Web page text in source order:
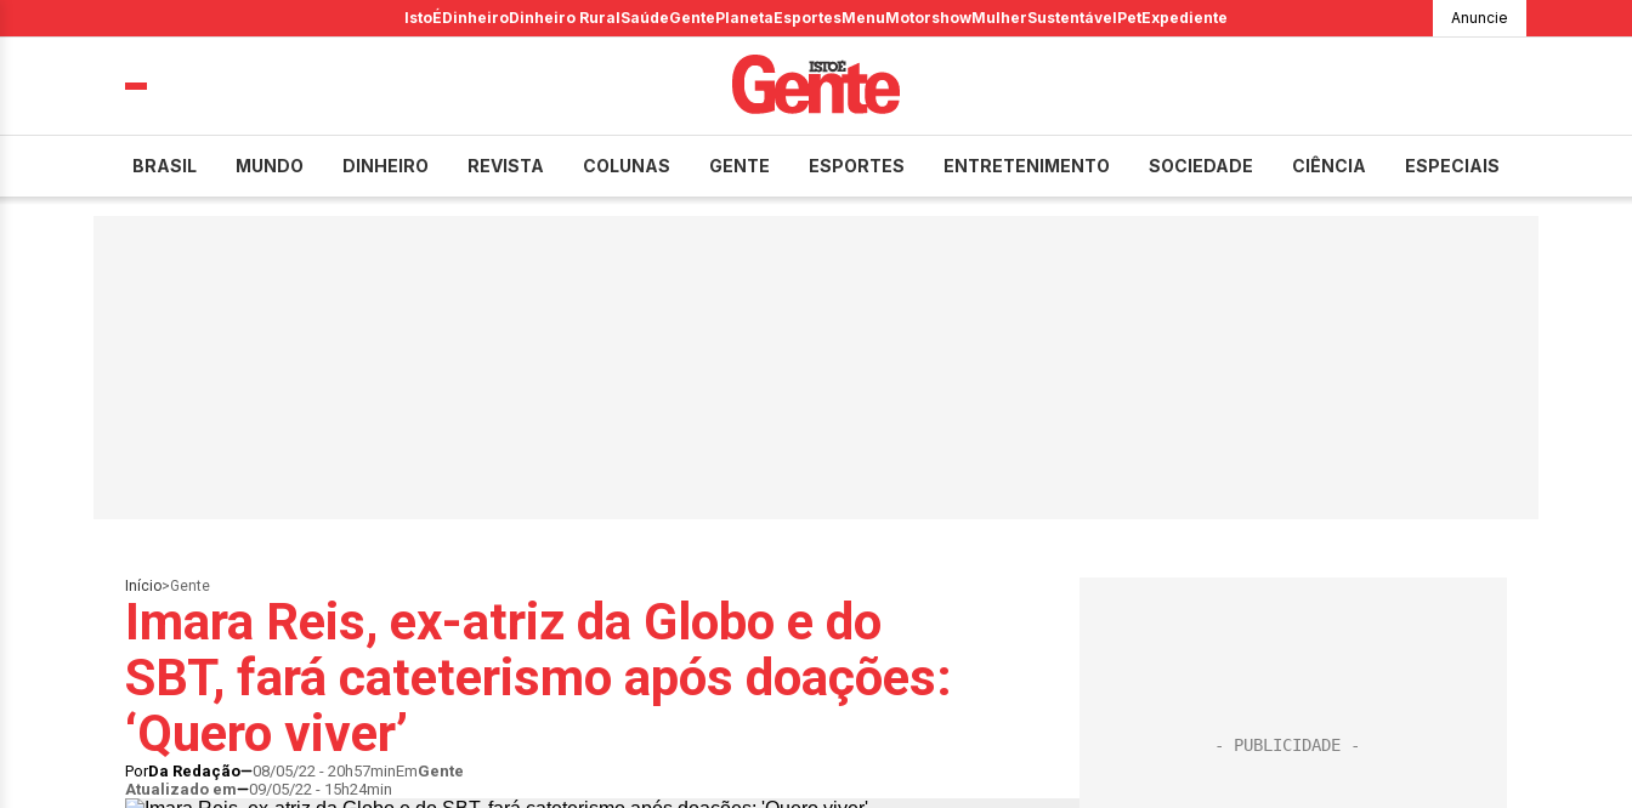
IstoÉDinheiroDinheiro RuralSaúdeGentePlanetaEsportesMenuMotorshowMulherSustentávelPetExpediente Anuncie
BRASIL MUNDO DINHEIRO REVISTA COLUNAS GENTE ESPORTES ENTRETENIMENTO SOCIEDADE CIÊNCIA ESPECIAIS
Início>Gente
Imara Reis, ex-atriz da Globo e do
SBT, fará cateterismo após doações:
‘Quero viver’
PorDa Redação 08/05/22 - 20h57minEmGente
Atualizado em
09/05/22 - 15h24min